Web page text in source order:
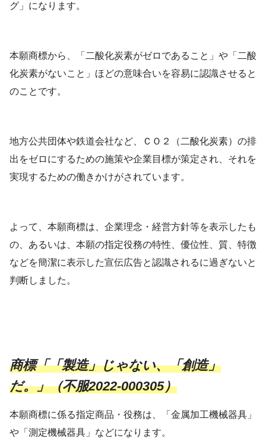
グ」になります。
本願商標から、「二酸化炭素がゼロであること」や「二酸
化炭素がないこと」ほどの意味合いを容易に認識させると
のことです。
地方公共団体や鉄道会社など、ＣＯ２（二酸化炭素）の排
出をゼロにするための施策や企業目標が策定され、それを
実現するための働きかけがされています。
よって、本願商標は、企業理念・経営方針等を表示したも
の、あるいは、本願の指定役務の特性、優位性、質、特徴
などを簡潔に表示した宣伝広告と認識されるに過ぎないと
判断しました。
商標「「製造」じゃない、「創造」
だ。」（不服2022-000305）
本願商標に係る指定商品・役務は、「金属加工機械器具」
や「測定機械器具」などになります。